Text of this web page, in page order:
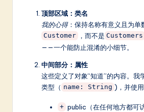
顶部区域：类名
我的心得：保持名称有意义且为单
Customer ，而不是 Customers
——一个能防止混淆的小细节。
中间部分：属性
这些定义了对象“知道”的内容。我
类型（ name: String )，并使
+ public（在任何地方都可访